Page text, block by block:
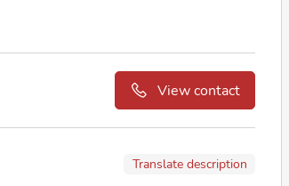
View contact
Translate description